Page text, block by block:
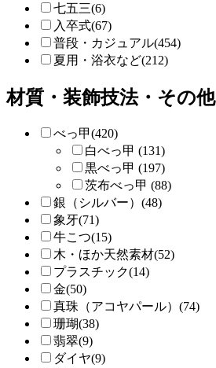
七五三(6)
入卒式(67)
普段・カジュアル(454)
夏用・浴衣など(212)
材質・装飾技法・その他
べっ甲(420)
白べっ甲 (131)
黒べっ甲 (197)
茨布べっ甲 (88)
銀（シルバー）(48)
象牙(71)
牛こつ(15)
木・ほか天然素材(52)
プラスチック(14)
金(50)
真珠（アコヤパール）(74)
珊瑚(38)
翡翠(9)
ダイヤ(9)